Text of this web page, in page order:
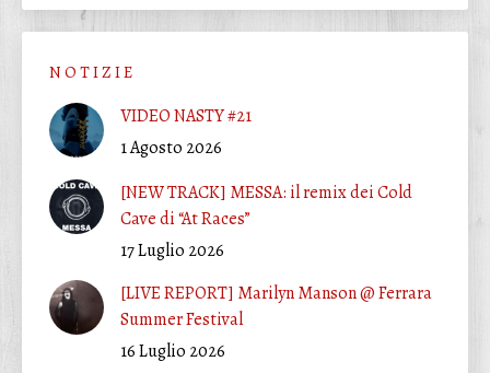
N O T I Z I E
VIDEO NASTY #21
1 Agosto 2026
[NEW TRACK] MESSA: il remix dei Cold
Cave di “At Races”
17 Luglio 2026
[LIVE REPORT] Marilyn Manson @ Ferrara
Summer Festival
16 Luglio 2026